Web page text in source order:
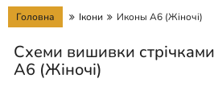
Головна Ікони Иконы А6 (Жіночі)
Схеми вишивки
А6 (Жіночі)